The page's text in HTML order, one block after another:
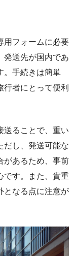
用フォームに必要
発送先が国内であ
。手続きは簡単
者にとって便利
送ることで、重い
だし、発送可能な
があるため、事前
です。また、貴重
となる点に注意が